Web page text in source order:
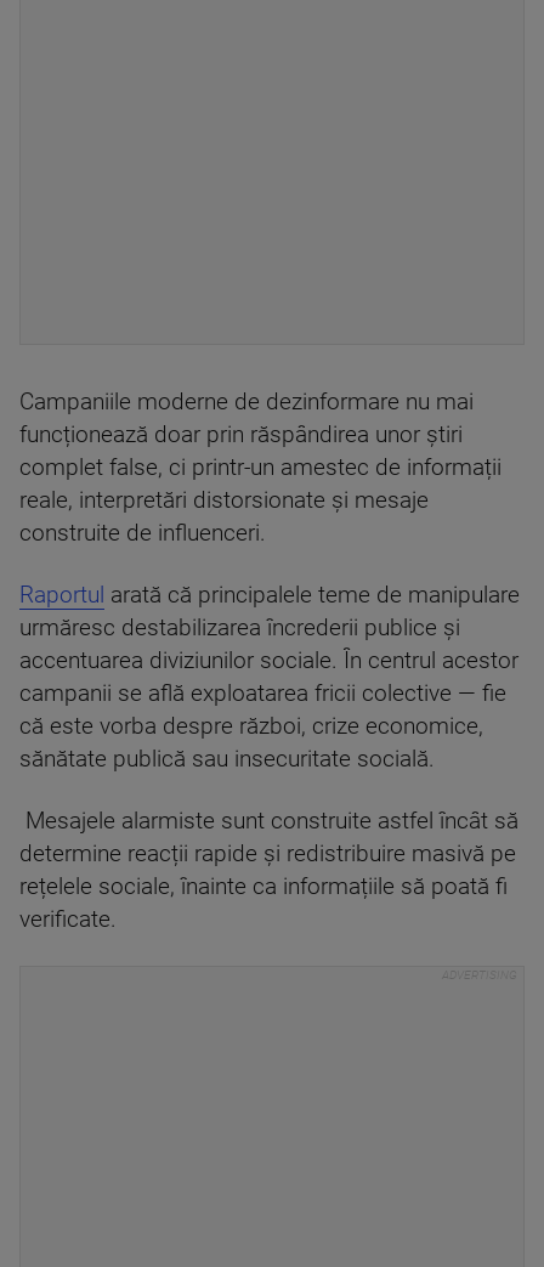
Campaniile moderne de dezinformare nu mai
funcționează doar prin răspândirea unor știri
complet false, ci printr-un amestec de informații
reale, interpretări distorsionate și mesaje
construite de influenceri.
Raportul arată că principalele teme de manipulare
urmăresc destabilizarea încrederii publice și
accentuarea diviziunilor sociale. În centrul acestor
campanii se află exploatarea fricii colective — fie
că este vorba despre război, crize economice,
sănătate publică sau insecuritate socială.
Mesajele alarmiste sunt construite astfel încât să
determine reacții rapide și redistribuire masivă pe
rețelele sociale, înainte ca informațiile să poată fi
verificate.